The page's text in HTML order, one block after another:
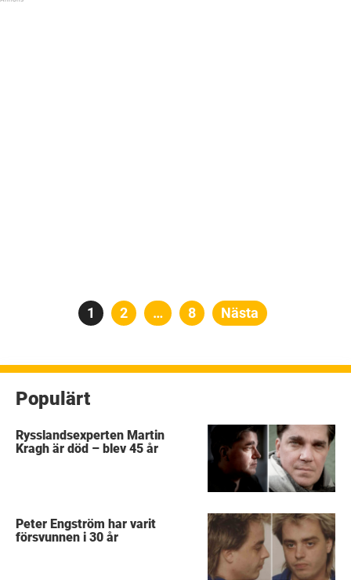
Sidnumrering
Sida
1 Sida
2 … Sida
8 Nästa
Populärt
Rysslandsexperten Martin
Kragh är död – blev 45 år
Peter Engström har varit
försvunnen i 30 år